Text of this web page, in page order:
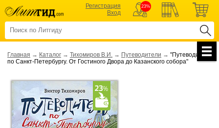
Регистрация
Вход
23%
Главная → Каталог → Тихомиров В.И. → Путеводители → "Путеводитель
по Санкт-Петербургу. От Гостиного Двора до Казанского собора"